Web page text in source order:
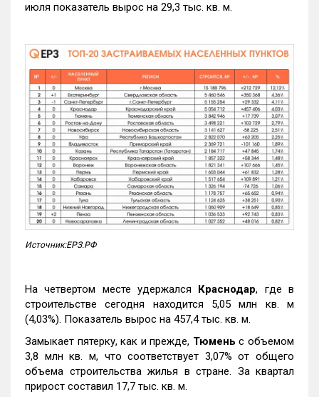
июля показатель вырос на 29,3 тыс. кв. м.
Источник:ЕРЗ.РФ
На четвертом месте удержался Краснодар, где в
строительстве сегодня находится 5,05 млн кв. м
(4,03%). Показатель вырос на 457,4 тыс. кв. м.
Замыкает пятерку, как и прежде, Тюмень с объемом
3,8 млн кв. м, что соответствует 3,07% от общего
объема строительства жилья в стране. За квартал
прирост составил 17,7 тыс. кв. м.